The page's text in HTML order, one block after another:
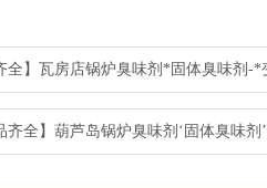
全】瓦房店锅炉臭味剂*固体臭味剂-*
齐全】葫芦岛锅炉臭味剂‘固体臭味